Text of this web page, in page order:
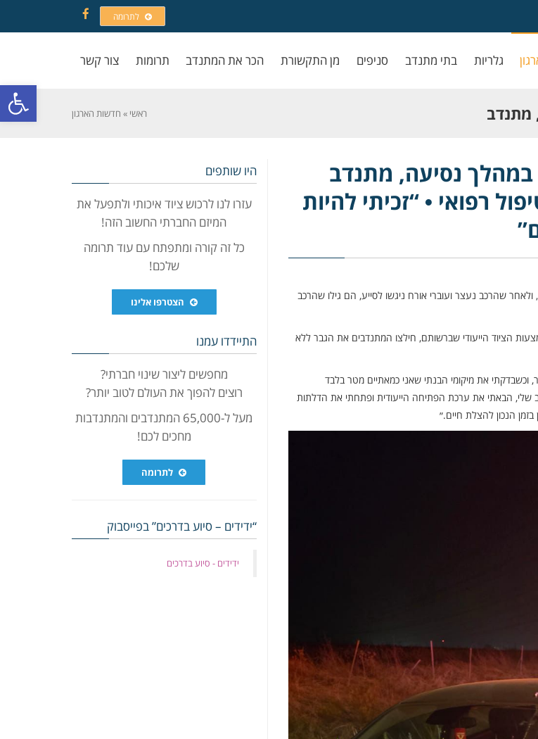
פתח
לתרומה
Facebook
גלריות בתי מתנדב סניפים מן התקשורת הכר את המתנדב תרומות צור קשר
מתנדב ראשי » חדשות הארגון
איבד הכרה במהלך נסיעה, מתנדב
רפואי • “זכיתי להיות
הנסיעה, ולאחר שהרכב נעצר ועוברי אורח ניגשו לסייע, הם גילו שהרכב
הציוד הייעודי שברשותם, חילצו המתנדבים את הגבר ללא
על תאונה באותו ציר, וכשבדקתי את מיקומי הבנתי שאני כמאתיים מטר בלבד
שלי, הבאתי את ערכת הפתיחה הייעודית ופתחתי את הדלתות
הנכון להצלת חיים.״
היו שותפים
עזרו לנו לרכוש ציוד איכותי ולתפעל את
המיזם החברתי החשוב הזה!
כל זה קורה ומתפתח עם עוד תרומה
שלכם!
הצטרפו אלינו
התיידדו עמנו
מחפשים ליצור שינוי חברתי?
רוצים להפוך את העולם לטוב יותר?
מעל ל-65,000 המתנדבים והמתנדבות
מחכים לכם!
לתרומה
“ידידים – סיוע בדרכים” בפייסבוק
‏ידידים - סיוע בדרכים